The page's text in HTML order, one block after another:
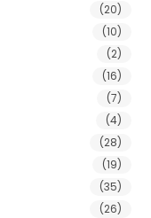
(20)
(10)
(2)
(16)
(7)
(4)
(28)
(19)
(35)
(26)